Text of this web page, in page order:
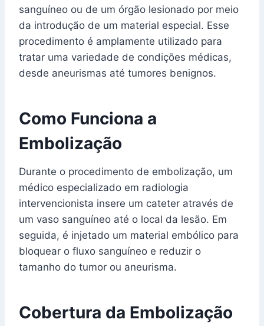
sanguíneo ou de um órgão lesionado por meio
da introdução de um material especial. Esse
procedimento é amplamente utilizado para
tratar uma variedade de condições médicas,
desde aneurismas até tumores benignos.
Como Funciona a
Embolização
Durante o procedimento de embolização, um
médico especializado em radiologia
intervencionista insere um cateter através de
um vaso sanguíneo até o local da lesão. Em
seguida, é injetado um material embólico para
bloquear o fluxo sanguíneo e reduzir o
tamanho do tumor ou aneurisma.
Cobertura da Embolização